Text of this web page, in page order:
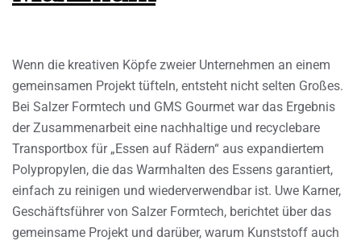
Wenn die kreativen Köpfe zweier Unternehmen an einem
gemeinsamen Projekt tüfteln, entsteht nicht selten Großes.
Bei Salzer Formtech und GMS Gourmet war das Ergebnis
der Zusammenarbeit eine nachhaltige und recyclebare
Transportbox für „Essen auf Rädern“ aus expandiertem
Polypropylen, die das Warmhalten des Essens garantiert,
einfach zu reinigen und wiederverwendbar ist. Uwe Karner,
Geschäftsführer von Salzer Formtech, berichtet über das
gemeinsame Projekt und darüber, warum Kunststoff auch